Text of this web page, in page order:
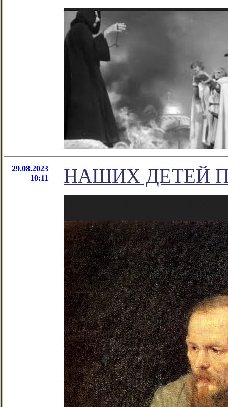
29.08.2023
10:11
НАШИХ ДЕТЕЙ